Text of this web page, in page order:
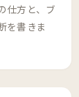
仕方と、ブ
を書きま